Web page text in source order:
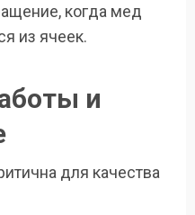
когда мед
из ячеек.
и
для качества